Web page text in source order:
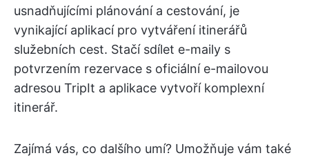
usnadňujícími plánování a cestování, je
vynikající aplikací pro vytváření itinerářů
služebních cest. Stačí sdílet e-maily s
potvrzením rezervace s oficiální e-mailovou
adresou TripIt a aplikace vytvoří komplexní
itinerář.
Zajímá vás, co dalšího umí? Umožňuje vám také